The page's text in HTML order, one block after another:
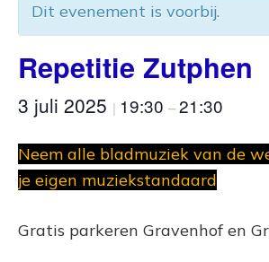
Dit evenement is voorbij.
Repetitie Zutphen
3 juli 2025 | 19:30 –21:30
Neem alle bladmuziek van de
je eigen muziekstandaard
Gratis parkeren Gravenhof en